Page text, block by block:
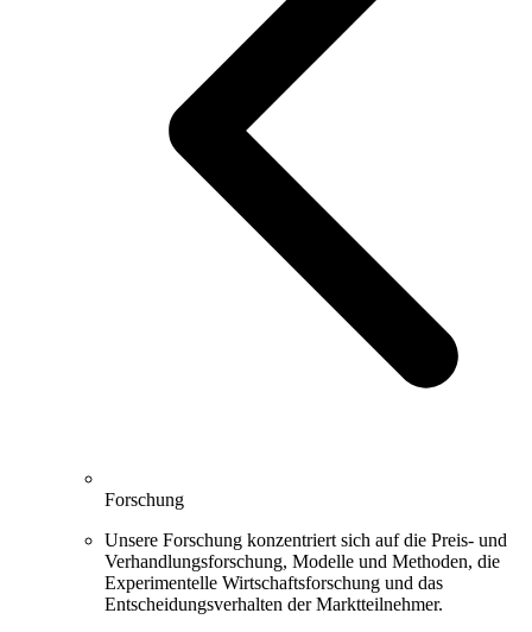
Forschung
Unsere Forschung konzentriert sich auf die Preis- und
Verhandlungsforschung, Modelle und Methoden, die
Experimentelle Wirtschaftsforschung und das
Entscheidungsverhalten der Marktteilnehmer.